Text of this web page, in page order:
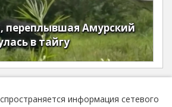
переплывшая Амурский
в тайгу
информация сетевого